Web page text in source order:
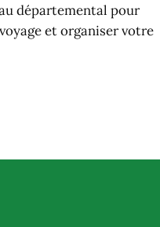
départemental pour
et organiser votre